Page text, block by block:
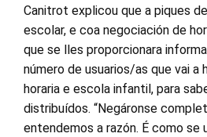
Canitrot explicou que a piques
escolar, e coa negociación de
que se lles proporcionara
número de usuarios/as que vai a
horaria e escola infantil, para
distribuídos. “Negáronse
entendemos a razón. É como se